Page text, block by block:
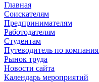
Главная
Соискателям
Предпринимателям
Работодателям
Студентам
Путеводитель по
Рынок труда
Новости сайта
Календарь мероприятий